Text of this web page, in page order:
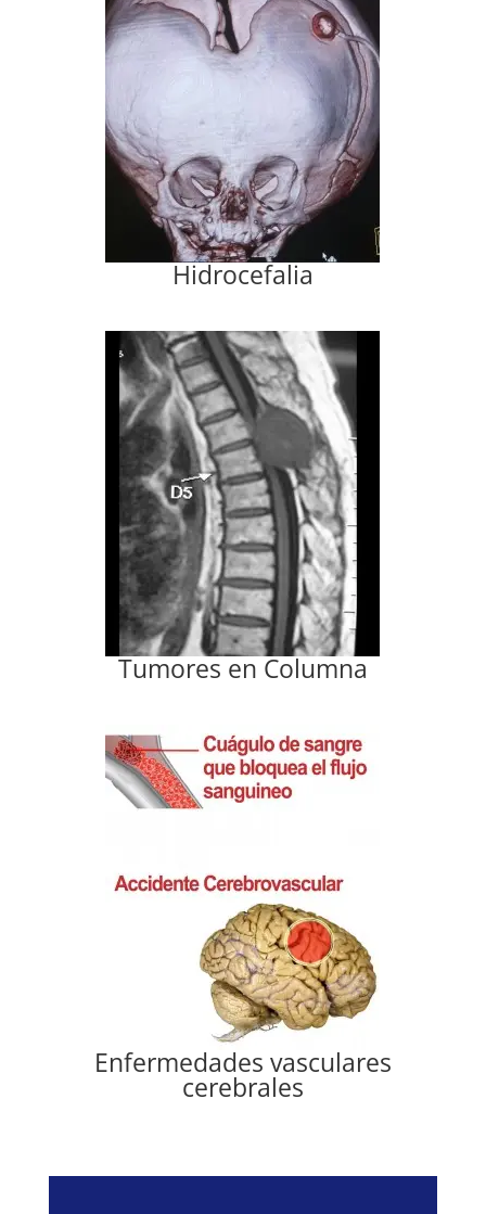
Hidrocefalia
Tumores en Columna
Enfermedades vasculares
cerebrales